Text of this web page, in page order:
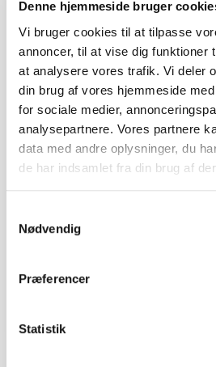
Denne hjemmeside bruger
Vi bruger cookies til at tilpasse
annoncer, til at vise dig funktioner
at analysere vores trafik. Vi deler
din brug af vores hjemmeside
for sociale medier,
analysepartnere. Vores partnere
data med andre oplysninger, du
de har indsamlet fra din brug af
Nødvendig
Præferencer
Statistik
13,50kr.
Afhentning og forsendelse
Se detaljer